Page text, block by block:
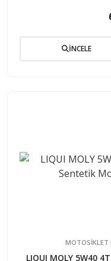
İNCELE
MOTOSİKLET
LIQUI MOLY 5W40